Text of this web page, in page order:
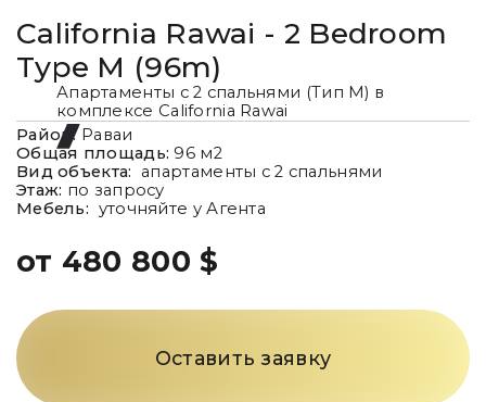
California Rawai - 2 Bedroom
Type M (96m)
Апартаменты с 2 спальнями (Тип M) в
комплексе California Rawai
Район:Раваи
Общая площадь: 96 м2
Вид объекта: апартаменты с 2 спальнями
Этаж: по запросу
Мебель: уточняйте у Агента
от 480 800 $
Оставить заявку